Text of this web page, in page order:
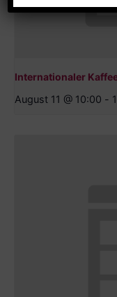
Internationaler
August 11 @ 10:00 -